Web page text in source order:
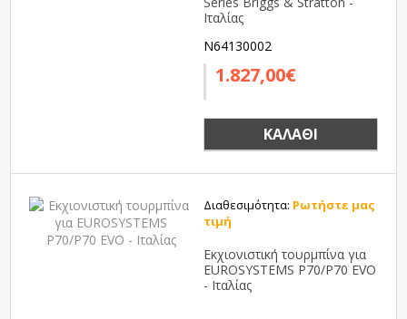
Ιταλίας
N64130002
1.827,00€
ΚΑΛΆΘΙ
Διαθεσιμότητα: Ρωτήστε μας
τιμή
Εκχιονιστική τουρμπίνα για
EUROSYSTEMS P70/P70 EVO
- Ιταλίας